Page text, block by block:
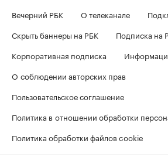
Вечерний РБК
О телеканале
Скрыть баннеры на РБК
Подписка на
Корпоративная подписка
О соблюдении авторских прав
Пользовательское соглашение
Политика в отношении обработки
Политика обработки файлов cookie